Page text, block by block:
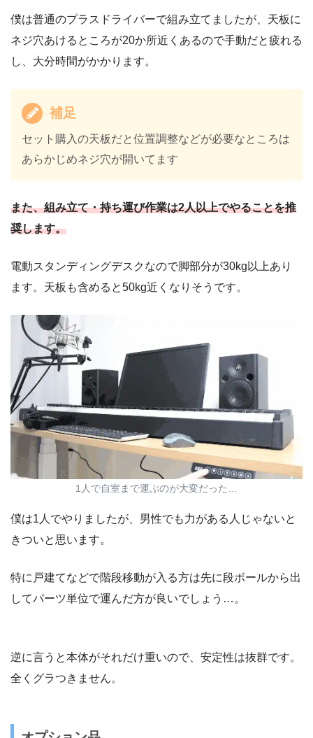
僕は普通のプラスドライバーで組み立てましたが、天板に
ネジ穴あけるところが20か所近くあるので手動だと疲れる
し、大分時間がかかります。
補足
セット購入の天板だと位置調整などが必要なところは
あらかじめネジ穴が開いてます
また、組み立て・持ち運び作業は2人以上でやることを推
奨します。
電動スタンディングデスクなので脚部分が30kg以上あり
ます。天板も含めると50kg近くなりそうです。
1人で自室まで運ぶのが大変だった…
僕は1人でやりましたが、男性でも力がある人じゃないと
きついと思います。
特に戸建てなどで階段移動が入る方は先に段ボールから出
してパーツ単位で運んだ方が良いでしょう…。
逆に言うと本体がそれだけ重いので、安定性は抜群です。
全くグラつきません。